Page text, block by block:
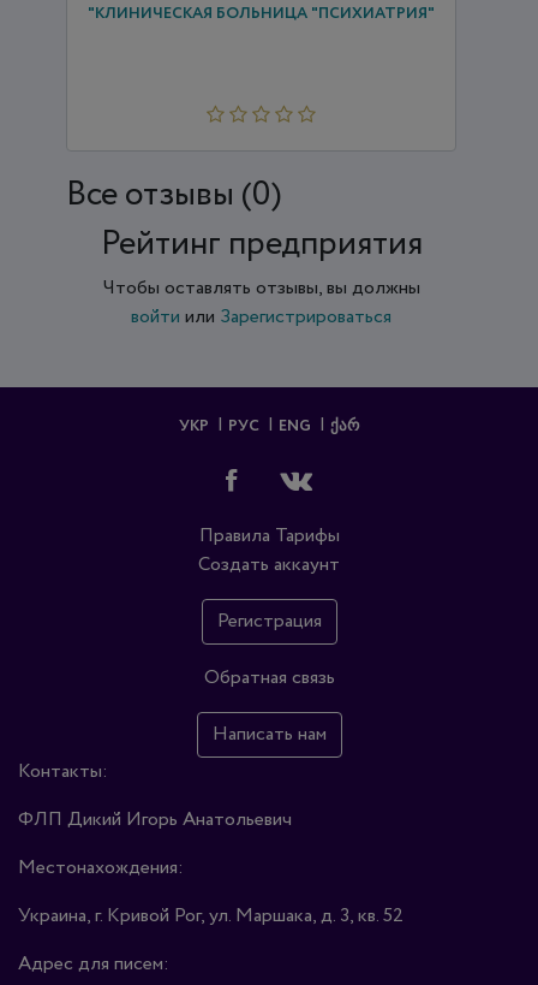
"КЛИНИЧЕСКАЯ БОЛЬНИЦА "ПСИХИАТРИЯ"
Все отзывы (0)
Рейтинг предприятия
Чтобы оставлять отзывы, вы должны
войти или Зарегистрироваться
УКР РУС ENG ᲥᲐᲠ
Правила Тарифы
Создать аккаунт
Регистрация
Обратная связь
Написать нам
Контакты:
ФЛП Дикий Игорь Анатольевич
Местонахождения:
Украина, г. Кривой Рог, ул. Маршака, д. 3, кв. 52
Адрес для писем: